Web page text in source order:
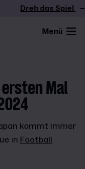
Dreh das Spiel –
Menü
Mal
kommt immer
in Football